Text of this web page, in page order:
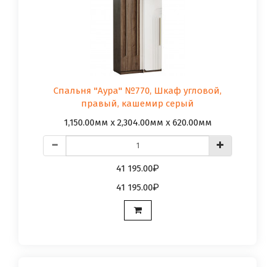
Спальня "Аура" №770, Шкаф угловой,
правый, кашемир серый
1,150.00мм x 2,304.00мм x 620.00мм
41 195.00
41 195.00